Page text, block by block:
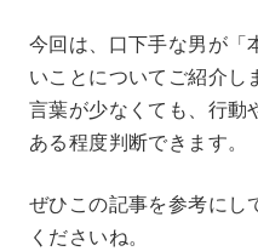
今回は、口下手な男が「
いことについてご紹介し
言葉が少なくても、行動
ある程度判断できます。
ぜひこの記事を参考にし
くださいね。